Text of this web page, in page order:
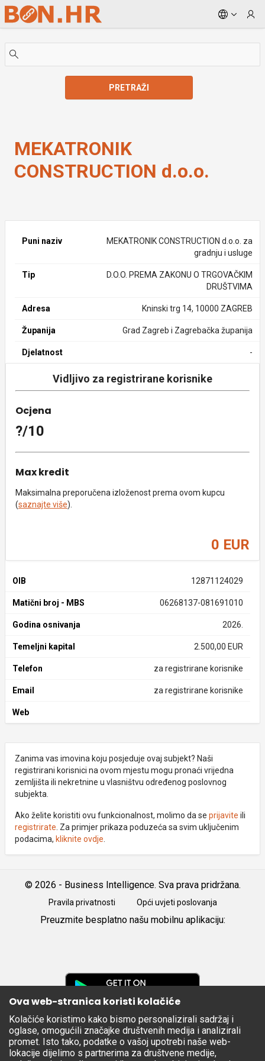
Skip to Main Content
PRETRAŽI
MEKATRONIK
CONSTRUCTION d.o.o.
Puni naziv
MEKATRONIK CONSTRUCTION d.o.o. za
gradnju i usluge
Tip
D.O.O. PREMA ZAKONU O TRGOVAČKIM
DRUŠTVIMA
Adresa Kninski trg 14, 10000 ZAGREB
Županija Grad Zagreb i Zagrebačka županija
Djelatnost -
Vidljivo za registrirane korisnike
Ocjena
?/10
Max kredit
Maksimalna preporučena izloženost prema ovom kupcu
(saznajte više).
0 EUR
OIB 12871124029
Matični broj - MBS 06268137-081691010
Godina osnivanja 2026.
Temeljni kapital 2.500,00 EUR
Telefon za registrirane korisnike
Email za registrirane korisnike
Web
Zanima vas imovina koju posjeduje ovaj subjekt? Naši
registrirani korisnici na ovom mjestu mogu pronaći vrijedna
zemljišta ili nekretnine u vlasništvu određenog poslovnog
subjekta.
Ako želite koristiti ovu funkcionalnost, molimo da se prijavite ili
registrirate . Za primjer prikaza poduzeća sa svim uključenim
podacima, kliknite ovdje
© 2026 - Business Intelligence. Sva prava pridržana.
Pravila privatnosti Opći uvjeti poslovanja
Preuzmite besplatno našu mobilnu aplikaciju:
Apple
Store
Ova web-stranica koristi kolačiće
Kolačiće koristimo kako bismo personalizirali sadržaj i
oglase, omogućili značajke društvenih medija i analizirali
promet. Isto tako, podatke o vašoj upotrebi naše web-
lokacije dijelimo s partnerima za društvene medije,